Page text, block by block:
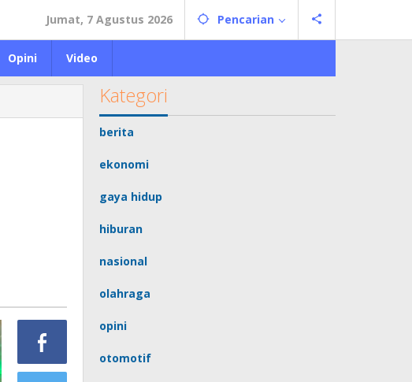
Jumat, 7 Agustus 2026 Pencarian
Opini Video
Kategori
berita
ekonomi
gaya hidup
hiburan
nasional
olahraga
opini
otomotif